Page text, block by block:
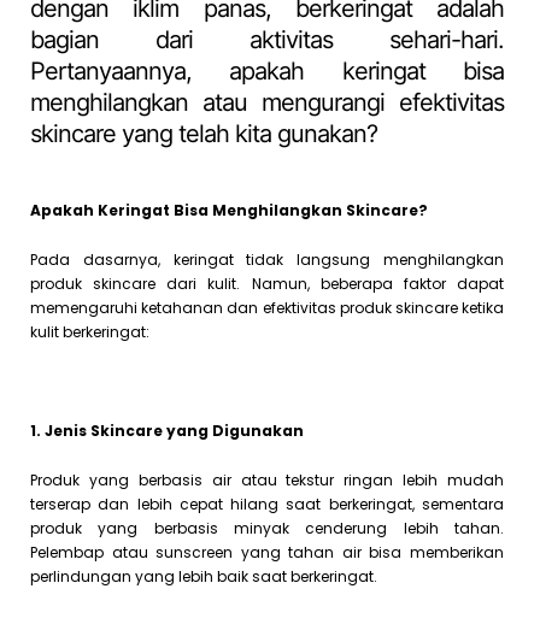
dengan iklim panas, berkeringat adalah
bagian dari aktivitas sehari-hari.
Pertanyaannya, apakah keringat bisa
menghilangkan atau mengurangi efektivitas
skincare yang telah kita gunakan?
Apakah Keringat Bisa Menghilangkan Skincare?
Pada dasarnya, keringat tidak langsung menghilangkan
produk skincare dari kulit. Namun, beberapa faktor dapat
memengaruhi ketahanan dan efektivitas produk skincare ketika
kulit berkeringat:
1. Jenis Skincare yang Digunakan
Produk yang berbasis air atau tekstur ringan lebih mudah
terserap dan lebih cepat hilang saat berkeringat, sementara
produk yang berbasis minyak cenderung lebih tahan.
Pelembap atau sunscreen yang tahan air bisa memberikan
perlindungan yang lebih baik saat berkeringat.